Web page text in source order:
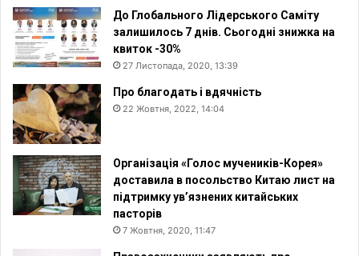
До Глобального Лідерського Саміту
залишилось 7 днів. Сьогодні знижка на
квиток -30%
27 Листопада, 2020, 13:39
Про благодать і вдячність
22 Жовтня, 2022, 14:04
Організація «Голос мучеників-Корея»
доставила в посольство Китаю лист на
підтримку ув’язнених китайських
пасторів
7 Жовтня, 2020, 11:47